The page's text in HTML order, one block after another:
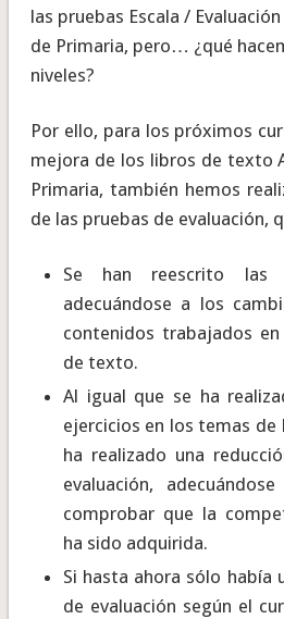
las pruebas Escala /
de Primaria, pero… ¿qué
niveles?
Por ello, para los próximos
mejora de los libros de texto
Primaria, también hemos
de las pruebas de evaluación,
Se han reescrito las
adecuándose a los
contenidos trabajados
de texto.
Al igual que se ha
ejercicios en los temas
ha realizado una
evaluación,
comprobar que la
ha sido adquirida.
Si hasta ahora sólo había
de evaluación según el